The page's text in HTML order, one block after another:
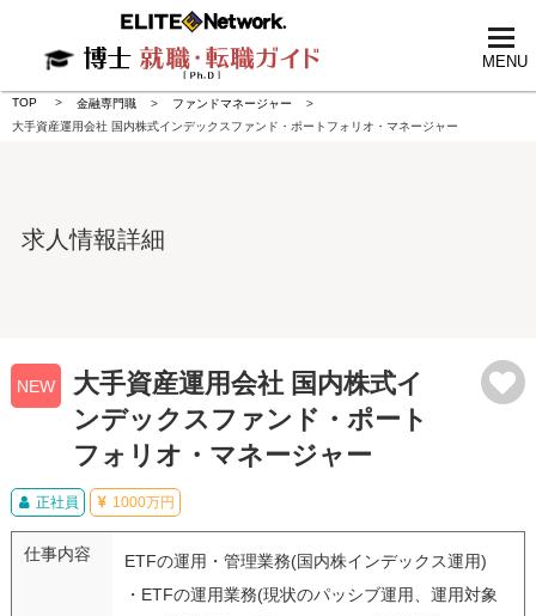
MENU
TOP 金融専門職
ファンドマネージャー
大手資産運用会社 国内株式インデックスファンド・ポートフォリオ・マネージャー
求人情報詳細
NEW
大手資産運用会社 国内株式イ
ンデックスファンド・ポート
フォリオ・マネージャー
正社員 1000万円
仕事内容
ETFの運用・管理業務(国内株インデックス運用)
・ETFの運用業務(現状のパッシブ運用、運用対象